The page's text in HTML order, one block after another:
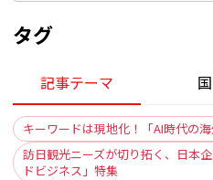
タグ
記事テーマ 国
キーワードは現地化！「AI時代の
訪日観光ニーズが切り拓く、日本
ドビジネス」特集